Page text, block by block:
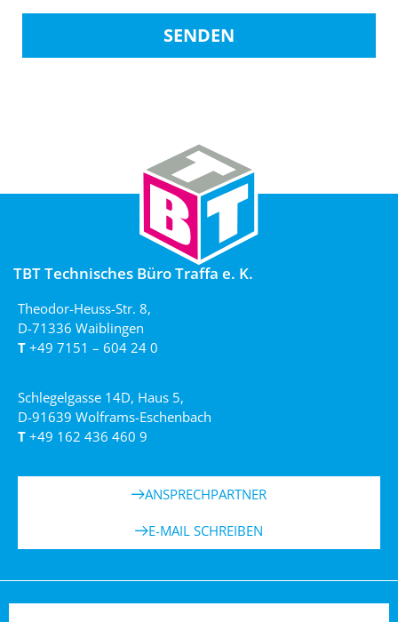
SENDEN
TBT Technisches Büro Traffa e. K.
Theodor-Heuss-Str. 8,
D-71336 Waiblingen
T +49 7151 – 604 24 0
Schlegelgasse 14D, Haus 5,
D-91639 Wolframs-Eschenbach
T +49 162 436 460 9
ANSPRECHPARTNER
E-MAIL SCHREIBEN